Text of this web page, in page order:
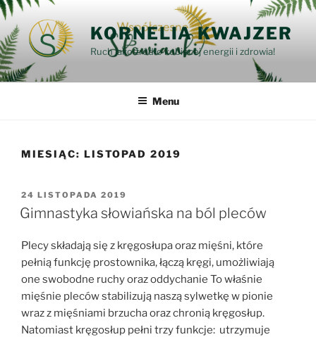
Przejdź
do
treści
KORNELIA KWAJZER
Ruch jako źródło kobiecej energii i zdrowia!
Menu
MIESIĄC: LISTOPAD 2019
OPUBLIKOWANE
W
24 LISTOPADA 2019
Gimnastyka słowiańska na ból pleców
Plecy składają się z kręgosłupa oraz mięśni, które
pełnią funkcję prostownika, łączą kręgi, umożliwiają
one swobodne ruchy oraz oddychanie To właśnie
mięśnie pleców stabilizują naszą sylwetkę w pionie
wraz z mięśniami brzucha oraz chronią kręgosłup.
Natomiast kręgosłup pełni trzy funkcje: utrzymuje